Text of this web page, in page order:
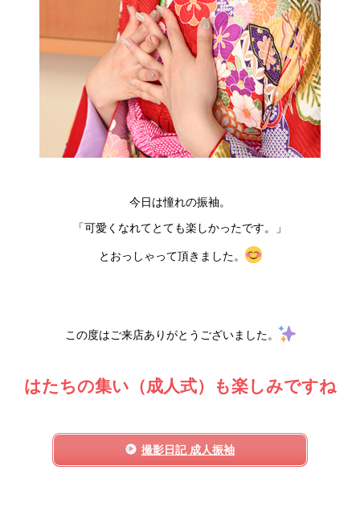
今日は憧れの振袖。
「可愛くなれてとても楽しかったです。」
とおっしゃって頂きました。
この度はご来店ありがとうございました。
はたちの集い（成人式）も楽しみですね
撮影日記 成人振袖